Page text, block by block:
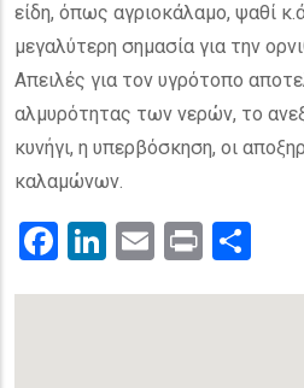
είδη, όπως αγριοκάλαμο, ψαθί
μεγαλύτερη σημασία για την
Απειλές για τον υγρότοπο
αλμυρότητας των νερών, το
κυνήγι, η υπερβόσκηση, οι
καλαμώνων.
Facebook
LinkedIn
Email
Print